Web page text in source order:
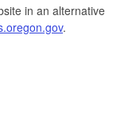
in an alternative
.